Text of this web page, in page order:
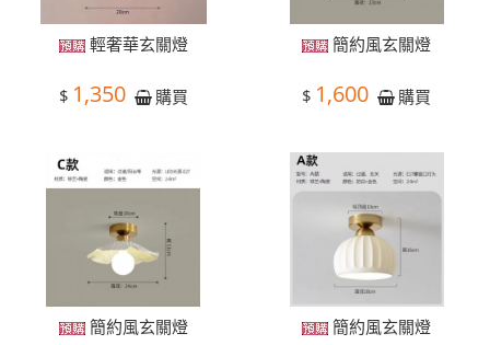
輕奢華玄關燈
$ 1,350 購買
簡約風玄關燈
$ 1,600 購買
簡約風玄關燈 簡約風玄關燈